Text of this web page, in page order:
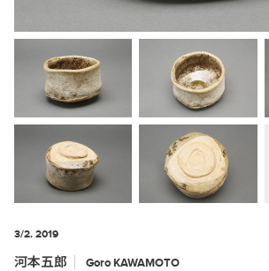
3/2. 2019
河本五郎 Goro KAWAMOTO